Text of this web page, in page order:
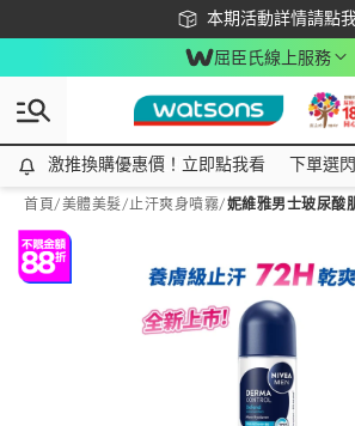
本期活動詳情請點
下載app最高回饋
屈臣氏線上服務
激推換購優惠價！立即點我看
激推換購優惠價！立即點我看 下單選
首頁/美體美髮/止汗爽身噴霧/妮維雅男士玻尿酸